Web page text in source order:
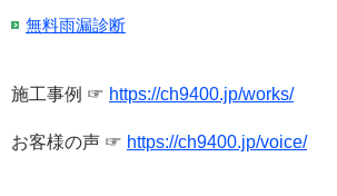
無料雨漏診断
施工事例 ☞ https://ch9400.jp/works/
お客様の声 ☞ https://ch9400.jp/voice/